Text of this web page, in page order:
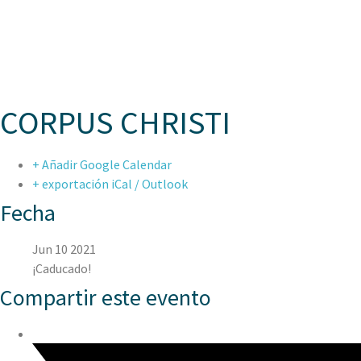
CORPUS CHRISTI
+ Añadir Google Calendar
+ exportación iCal / Outlook
Fecha
Jun 10 2021
¡Caducado!
Compartir este evento